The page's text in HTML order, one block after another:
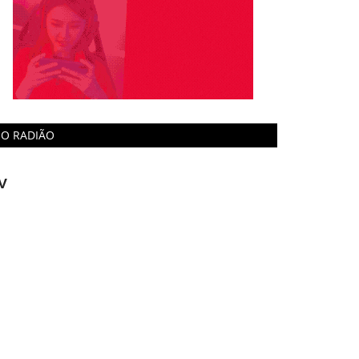
O RADIÃO